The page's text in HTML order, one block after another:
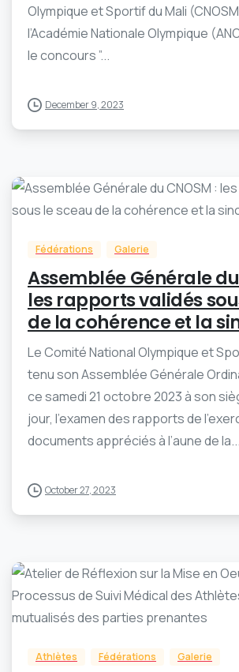
Olympique et Sportif du Mali
l’Académie Nationale Olympique
le concours ”...
December 9, 2023
Fédérations Galerie
Assemblée Générale du
les rapports validés
de la cohérence et la
Le Comité National Olympique et
tenu son Assemblée Générale
ce samedi 21 octobre 2023 à son
jour, l’examen des rapports de
documents appréciés à l’aune de la...
October 27, 2023
Athlètes Fédérations Galerie